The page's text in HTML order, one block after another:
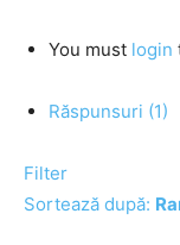
You must login
Răspunsuri (1)
Filter
Sortează după: